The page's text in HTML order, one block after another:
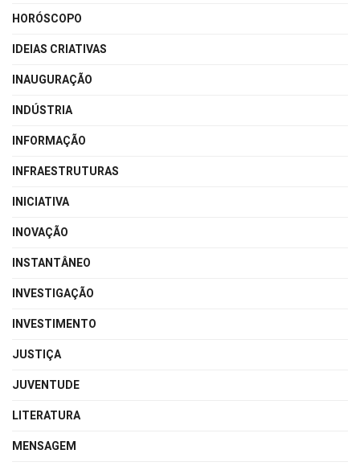
HORÓSCOPO
IDEIAS CRIATIVAS
INAUGURAÇÃO
INDÚSTRIA
INFORMAÇÃO
INFRAESTRUTURAS
INICIATIVA
INOVAÇÃO
INSTANTÂNEO
INVESTIGAÇÃO
INVESTIMENTO
JUSTIÇA
JUVENTUDE
LITERATURA
MENSAGEM